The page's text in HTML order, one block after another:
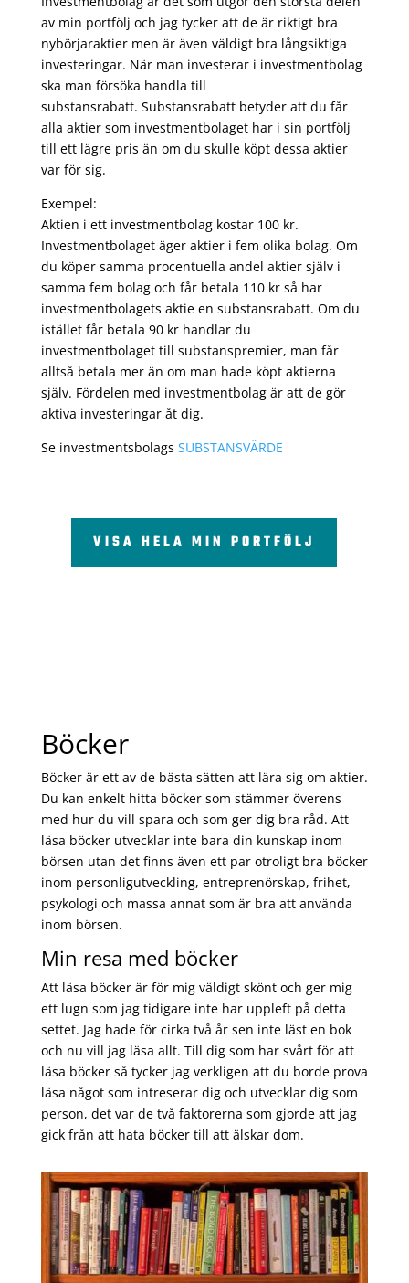
av min portfölj och jag tycker att de är riktigt bra
nybörjaraktier men är även väldigt bra långsiktiga
investeringar. När man investerar i investmentbolag
ska man försöka handla till
substansrabatt. Substansrabatt betyder att du får
alla aktier som investmentbolaget har i sin portfölj
till ett lägre pris än om du skulle köpt dessa aktier
var för sig.
Exempel:
Aktien i ett investmentbolag kostar 100 kr.
Investmentbolaget äger aktier i fem olika bolag. Om
du köper samma procentuella andel aktier själv i
samma fem bolag och får betala 110 kr så har
investmentbolagets aktie en substansrabatt. Om du
istället får betala 90 kr handlar du
investmentbolaget till substanspremier, man får
alltså betala mer än om man hade köpt aktierna
själv. Fördelen med investmentbolag är att de gör
aktiva investeringar åt dig.
Se investmentsbolags SUBSTANSVÄRDE
VISA HELA MIN PORTFÖLJ
Böcker
Böcker är ett av de bästa sätten att lära sig om aktier.
Du kan enkelt hitta böcker som stämmer överens
med hur du vill spara och som ger dig bra råd. Att
läsa böcker utvecklar inte bara din kunskap inom
börsen utan det finns även ett par otroligt bra böcker
inom personligutveckling, entreprenörskap, frihet,
psykologi och massa annat som är bra att använda
inom börsen.
Min resa med böcker
Att läsa böcker är för mig väldigt skönt och ger mig
ett lugn som jag tidigare inte har uppleft på detta
settet. Jag hade för cirka två år sen inte läst en bok
och nu vill jag läsa allt. Till dig som har svårt för att
läsa böcker så tycker jag verkligen att du borde prova
läsa något som intreserar dig och utvecklar dig som
person, det var de två faktorerna som gjorde att jag
gick från att hata böcker till att älskar dom.